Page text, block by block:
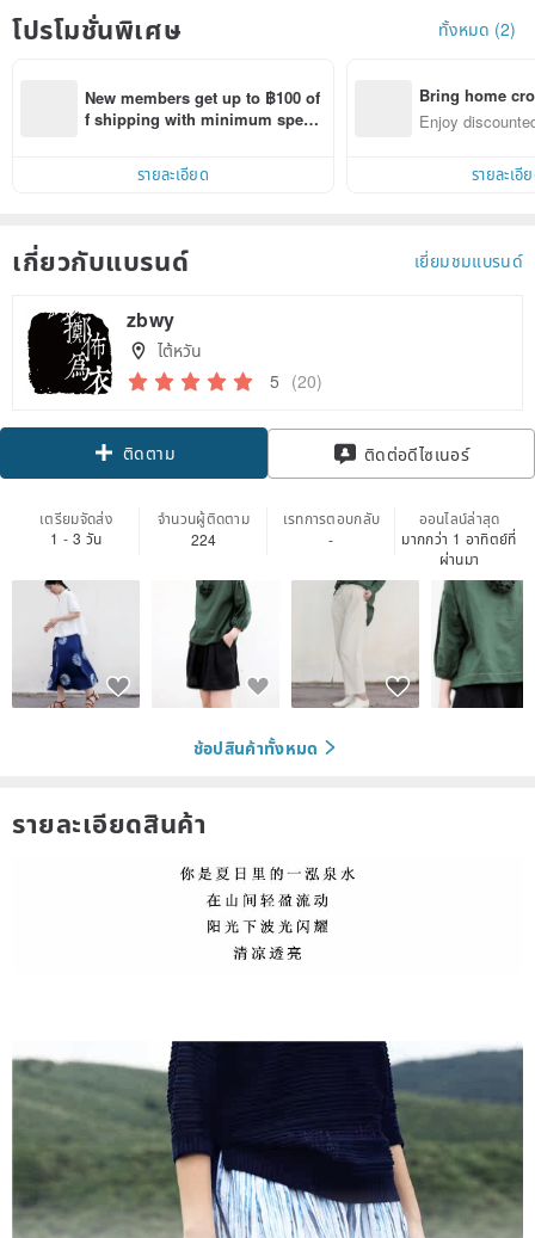
โปรโมชั่นพิเศษ ทั้งหมด (2)
New members get up to ฿100 of
f shipping with minimum spen
within 7 days!
รายละเอียด
Bring home
n with ease
Enjoy
รายละเอี
เกี่ยวกับแบรนด์ เยี่ยมชมแบรนด์
zbwy
ไต้หวัน
5 (20)
ติดตาม ติดต่อดีไซเนอร์
เตรียมจัดส่ง
1 - 3 วัน
จำนวนผู้ติดตาม
224
เรทการตอบกลับ
-
ออนไลน์ล่าสุด
มากกว่า 1 อาทิตย์ที่
ผ่านมา
ช้อปสินค้าทั้งหมด
รายละเอียดสินค้า